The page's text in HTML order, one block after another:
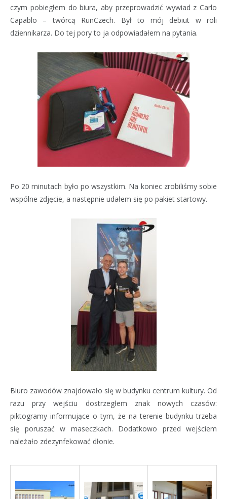
czym pobiegłem do biura, aby przeprowadzić wywiad z Carlo
Capablo – twórcą RunCzech. Był to mój debiut w roli
dziennikarza. Do tej pory to ja odpowiadałem na pytania.
Po 20 minutach było po wszystkim. Na koniec zrobiliśmy sobie
wspólne zdjęcie, a następnie udałem się po pakiet startowy.
Biuro zawodów znajdowało się w budynku centrum kultury. Od
razu przy wejściu dostrzegłem znak nowych czasów:
piktogramy informujące o tym, że na terenie budynku trzeba
się poruszać w maseczkach. Dodatkowo przed wejściem
należało zdezynfekować dłonie.